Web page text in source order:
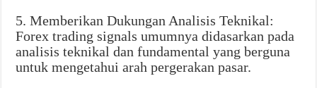
5. Memberikan Dukungan Analisis Teknikal:
Forex trading signals umumnya didasarkan pada
analisis teknikal dan fundamental yang berguna
untuk mengetahui arah pergerakan pasar.